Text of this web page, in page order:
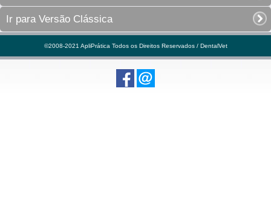
Ir para Versão Clássica
©2008-2021 ApliPrática Todos os Direitos Reservados / DentalVet